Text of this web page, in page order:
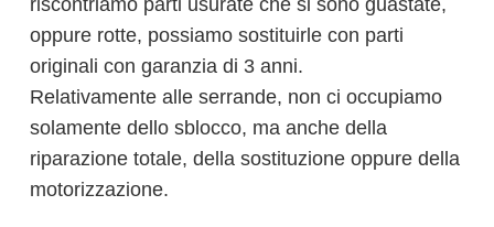
oppure rotte, possiamo sostituirle con parti
originali con garanzia di 3 anni.
Relativamente alle serrande, non ci occupiamo
solamente dello sblocco, ma anche della
riparazione totale, della sostituzione oppure della
motorizzazione.